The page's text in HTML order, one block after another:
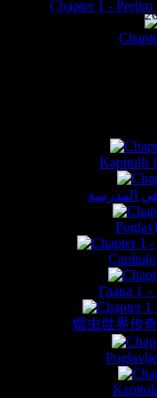
Chapter 1 -
Kapitulli
في المدرسة
Глава 1
蠕虫世界传
website © Daniel Lieske